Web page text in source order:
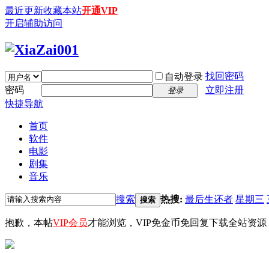
最近更新收藏本站开通VIP
开启辅助访问
自动登录 找回密码
密码
登录
立即注册
快捷导航
首页
软件
电影
剧集
音乐
搜索 搜索 热搜: 最后生还者 星期三
抱歉，本帖VIP会员才能浏览，VIP免金币免回复下载全站资源